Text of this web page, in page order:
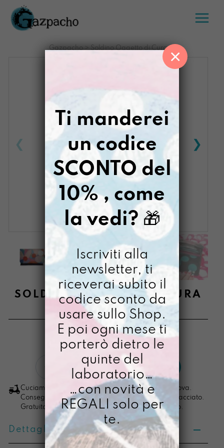
Salta
contenuto
Gazpacho > Soldino Oggetto di Cura
SOLDINO OGGETTO DI CURA
€ 38,00
[ Portafoglio: 10 x 14 x 2,5 cm ]
di
Cura
quantità
LO VOGLIO
Cuciamo ogni ordine nel nostro laboratorio di Padova.
Consegna in 4/5 giorni lavorativi, pacco sempre tracciato.
Gratuita per ordini di importo superiore ai 100 euro.
Dettagli prodotto
Ti manderei
un codice
SCONTO del
10% , come
la vedi? 🎁
Iscriviti alla
newsletter, ti
riceverai subito il
codice sconto da
usare sullo Shop.
E poi ogni mese ti
porterò dietro le
quinte del
laboratorio…
…con novità e
REGALI solo per
te.
×